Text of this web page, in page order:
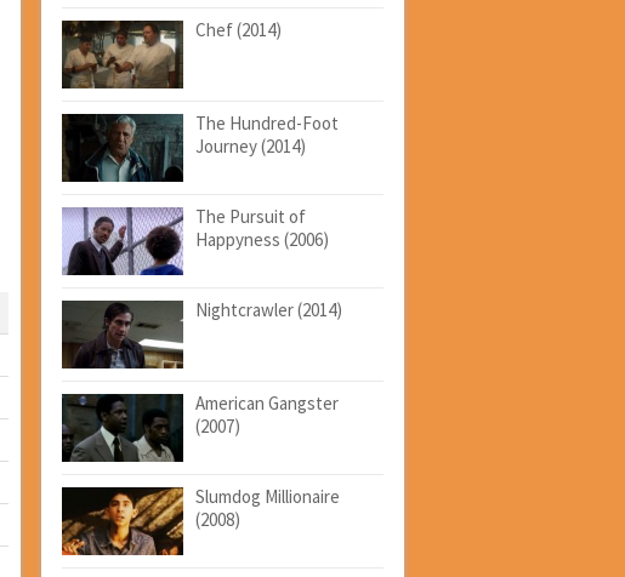
Chef (2014)
The Hundred-Foot
Journey (2014)
The Pursuit of
Happyness (2006)
Nightcrawler (2014)
American Gangster
(2007)
Slumdog Millionaire
(2008)